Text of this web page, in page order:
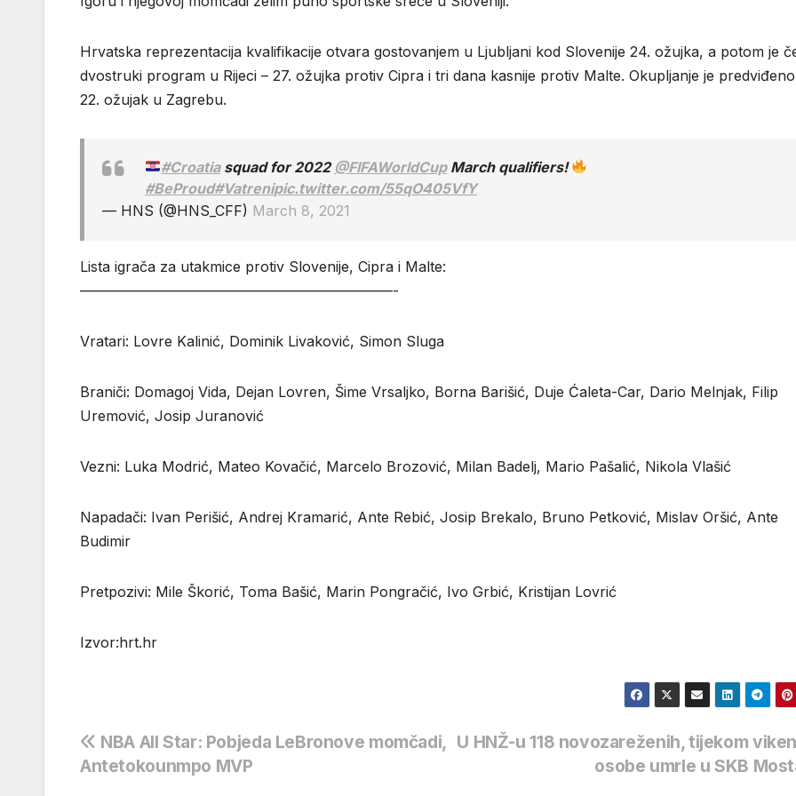
Hrvatska reprezentacija kvalifikacije otvara gostovanjem u Ljubljani kod Slovenije 24. ožujka, a potom je
dvostruki program u Rijeci – 27. ožujka protiv Cipra i tri dana kasnije protiv Malte. Okupljanje je
22. ožujak u Zagrebu.
#Croatiasquad for 2022 @FIFAWorldCupMarch qualifiers!
#BeProud#Vatrenipic.twitter.com/55qO405VfY
— HNS (@HNS_CFF) March 8, 2021
Lista igrača za utakmice protiv Slovenije, Cipra i Malte:
——————————————————————-
Vratari: Lovre Kalinić, Dominik Livaković, Simon Sluga
Braniči: Domagoj Vida, Dejan Lovren, Šime Vrsaljko, Borna Barišić, Duje Ćaleta-Car, Dario Melnjak, Filip
Uremović, Josip Juranović
Vezni: Luka Modrić, Mateo Kovačić, Marcelo Brozović, Milan Badelj, Mario Pašalić, Nikola Vlašić
Napadači: Ivan Perišić, Andrej Kramarić, Ante Rebić, Josip Brekalo, Bruno Petković, Mislav Oršić, Ante
Budimir
Pretpozivi: Mile Škorić, Toma Bašić, Marin Pongračić, Ivo Grbić, Kristijan Lovrić
Izvor:hrt.hr
Navigacija
U HNŽ-u 118 novozareženih, tijekom
osobe umrle u SKB
NBA All Star: Pobjeda LeBronove momčadi,
Antetokounmpo MVP